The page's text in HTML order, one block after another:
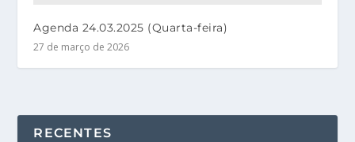
Agenda 24.03.2025 (Quarta-feira)
27 de março de 2026
RECENTES